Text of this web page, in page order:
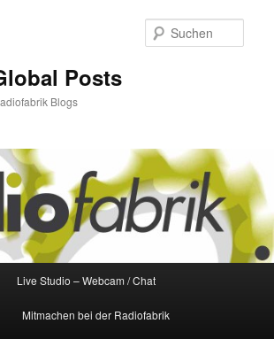
Posts
Blogs
Live Studio – Webcam / Chat
Mitmachen bei der Radiofabrik